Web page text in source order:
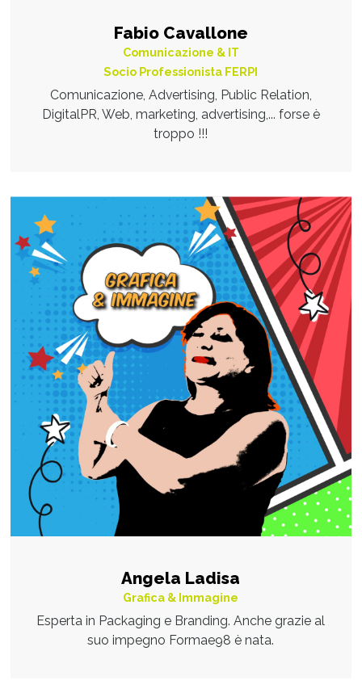
Fabio Cavallone
Comunicazione & IT
Socio Professionista FERPI
Comunicazione, Advertising, Public Relation,
DigitalPR, Web, marketing, advertising,... forse è
troppo !!!
Angela Ladisa
Grafica & Immagine
Esperta in Packaging e Branding. Anche grazie al
suo impegno Formae98 è nata.